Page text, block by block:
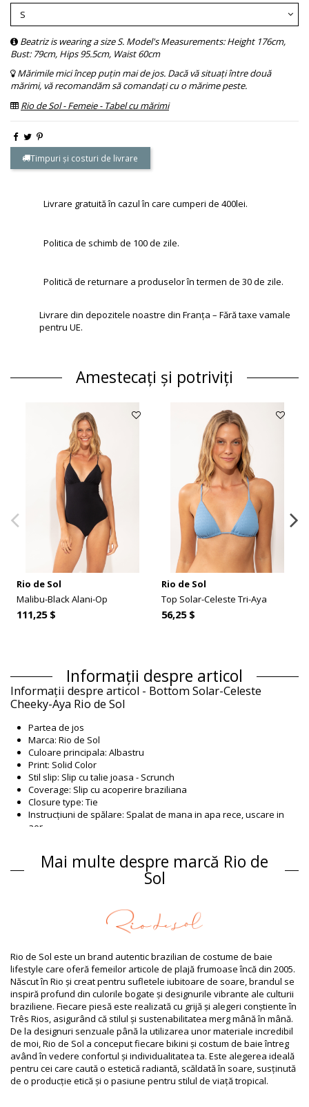
Beatriz is wearing a size S. Model's Measurements: Height 176cm,
Bust: 79cm, Hips 95.5cm, Waist 60cm
Mărimile mici încep puțin mai de jos. Dacă vă situați între două
mărimi, vă recomandăm să comandați cu o mărime peste.
Rio de Sol - Femeie - Tabel cu mărimi
Timpuri și costuri de livrare
Livrare gratuită în cazul în care cumperi de 400lei.
Politica de schimb de 100 de zile.
Politică de returnare a produselor în termen de 30 de zile.
Livrare din depozitele noastre din Franța – Fără taxe vamale
pentru UE.
Amestecați și potriviți
Rio de Sol
Malibu-Black Alani-Op
111,25 $
Rio de Sol
Top Solar-Celeste Tri-Aya
56,25 $
Informații despre articol
Informații despre articol - Bottom Solar-Celeste
Cheeky-Aya Rio de Sol
Partea de jos
Marca: Rio de Sol
Culoare principala: Albastru
Print: Solid Color
Stil slip: Slip cu talie joasa - Scrunch
Coverage: Slip cu acoperire braziliana
Closure type: Tie
Instrucțiuni de spălare: Spalat de mana in apa rece, uscare in
aer
Partea de jos Albastru Rio de Sol SPRING
Compoziție
Compoziție: 94,2% Polyamide, 5,8% Elastane
Căptușeală: 84% Biodegradable Nylon (AMNI SOUL ECO), 16%
Spandex (LYCRA) - OEKO-TEX - Chlorine Resistant
Informaţii produs
Departamentul: Femei, Partea de jos
Ambalajul include: 1 x Partea de jos (Nu sunt incluse alte
accesorii)
HS CODE: 6112.41.0010
SKU: 1981127149
EAN: XS (7899810464224), S (7899810463562), M (7899810462909),
L (7899810463081), XL (7899810463098)
Greutate: 45g / 0.1lb / 1.59oz
Fotografii retușate
Mai multe despre marcă Rio de
Sol
Rio de Sol este un brand autentic brazilian de costume de baie
lifestyle care oferă femeilor articole de plajă frumoase încă din 2005.
Născut în Rio și creat pentru sufletele iubitoare de soare, brandul se
inspiră profund din culorile bogate și designurile vibrante ale culturii
braziliene. Fiecare piesă este realizată cu grijă și alegeri conștiente în
Três Rios, asigurând că stilul și sustenabilitatea merg mână în mână.
De la designuri senzuale până la utilizarea unor materiale incredibil
de moi, Rio de Sol a conceput fiecare bikini și costum de baie întreg
având în vedere confortul și individualitatea ta. Este alegerea ideală
pentru cei care caută o estetică radiantă, scăldată în soare, susținută
de o producție etică și o pasiune pentru stilul de viață tropical.